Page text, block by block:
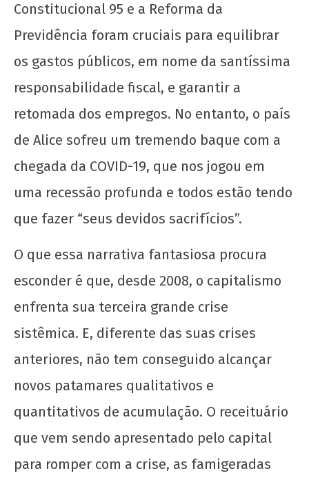
outubro
de 2020
wp-
admin
Organizar a juventude trabalhadora nos seus
locais de moradia!
30 de
outubro
de 2020
admin
Espontaneidade e consciência revolucionária:
Constitucional 95 e a Reforma da
Previdência foram cruciais para equilibrar
os gastos públicos, em nome da santíssima
responsabilidade fiscal, e garantir a
retomada dos empregos. No entanto, o país
de Alice sofreu um tremendo baque com a
chegada da COVID-19, que nos jogou em
uma recessão profunda e todos estão tendo
que fazer “seus devidos sacrifícios”.
O que essa narrativa fantasiosa procura
esconder é que, desde 2008, o capitalismo
enfrenta sua terceira grande crise
sistêmica. E, diferente das suas crises
anteriores, não tem conseguido alcançar
novos patamares qualitativos e
quantitativos de acumulação. O receituário
que vem sendo apresentado pelo capital
para romper com a crise, as famigeradas